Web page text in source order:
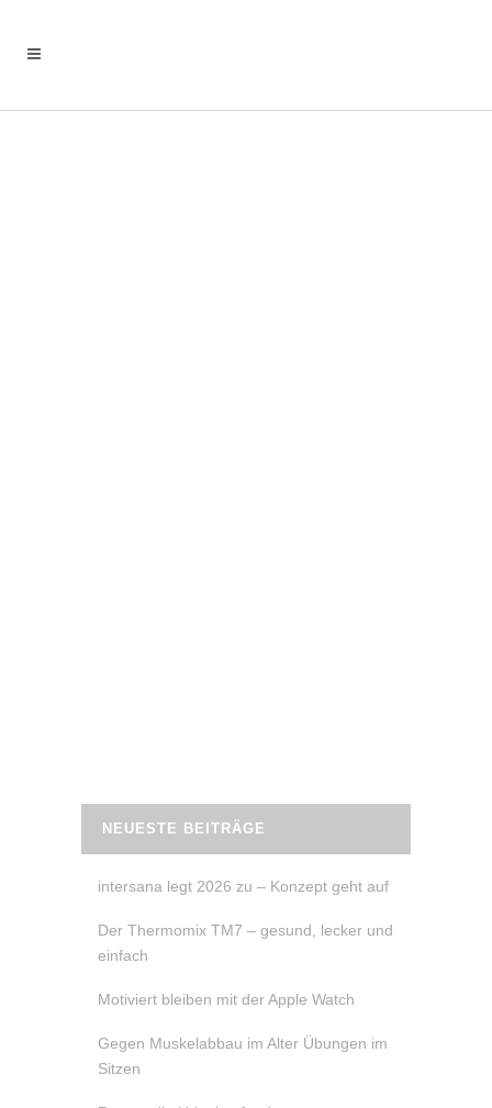
NEUESTE BEITRÄGE
intersana legt 2026 zu – Konzept geht auf
Der Thermomix TM7 – gesund, lecker und
einfach
Motiviert bleiben mit der Apple Watch
Gegen Muskelabbau im Alter Übungen im
Sitzen